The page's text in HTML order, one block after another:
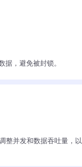
据，避免被封锁。
整并发和数据吞吐量，以